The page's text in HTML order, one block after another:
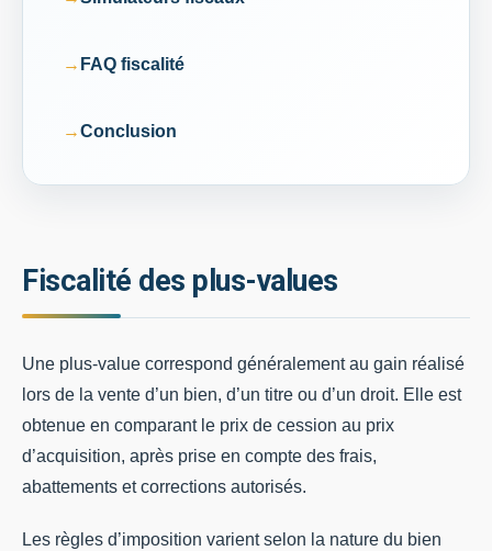
FAQ fiscalité
Conclusion
Fiscalité des plus-values
Une plus-value correspond généralement au gain réalisé
lors de la vente d’un bien, d’un titre ou d’un droit. Elle est
obtenue en comparant le prix de cession au prix
d’acquisition, après prise en compte des frais,
abattements et corrections autorisés.
Les règles d’imposition varient selon la nature du bien